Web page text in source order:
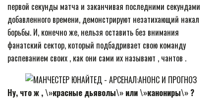
первой секунды матча и заканчивая последними секундами
добавленного времени, демонстрируют незатихающий накал
борьбы. И, конечно же, нельзя оставить без внимания
фанатский сектор, который подбадривает свою команду
распеванием своих , как они сами их называют , чантов .
Ну, что ж , \»красные дьяволы\» или \»канониры\» ?